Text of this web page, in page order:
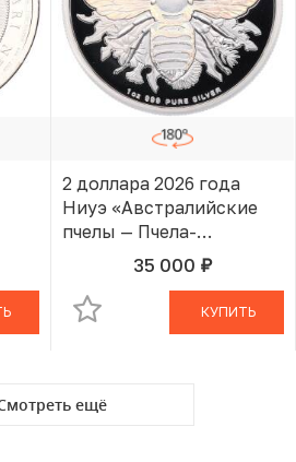
2 доллара 2026 года
Ниуэ «Австралийские
пчелы — Пчела-
листорез»35 000 руб.
В КОРЗИНЕ
КУПИТЬ
ещё